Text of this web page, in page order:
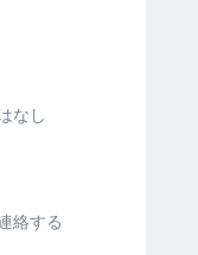
なし
絡する